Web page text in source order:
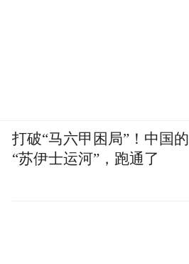
打破“马六甲困局”！中国的
“苏伊士运河”，跑通了